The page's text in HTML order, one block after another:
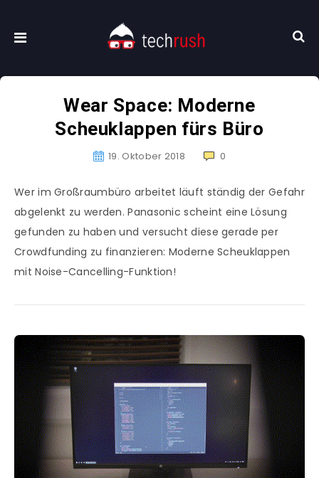
Wear Space: Moderne
Scheuklappen fürs Büro
19. Oktober 2018 0
Wer im Großraumbüro arbeitet läuft ständig der Gefahr
abgelenkt zu werden. Panasonic scheint eine Lösung
gefunden zu haben und versucht diese gerade per
Crowdfunding zu finanzieren: Moderne Scheuklappen
mit Noise-Cancelling-Funktion!